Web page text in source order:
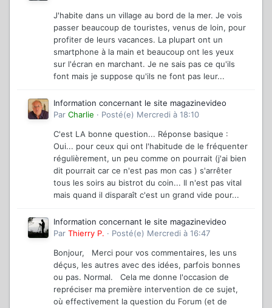
J'habite dans un village au bord de la mer. Je vois
passer beaucoup de touristes, venus de loin, pour
profiter de leurs vacances. La plupart ont un
smartphone à la main et beaucoup ont les yeux
sur l'écran en marchant. Je ne sais pas ce qu'ils
font mais je suppose qu'ils ne font pas leur...
Information concernant le site magazinevideo
Par Charlie · Posté(e) Mercredi à 18:10
C'est LA bonne question... Réponse basique :
Oui... pour ceux qui ont l'habitude de le fréquenter
régulièrement, un peu comme on pourrait (j'ai bien
dit pourrait car ce n'est pas mon cas ) s'arrêter
tous les soirs au bistrot du coin... Il n'est pas vital
mais quand il disparaît c'est un grand vide pour...
Information concernant le site magazinevideo
Par Thierry P. · Posté(e) Mercredi à 16:47
Bonjour, Merci pour vos commentaires, les uns
déçus, les autres avec des idées, parfois bonnes
ou pas. Normal. Cela me donne l'occasion de
repréciser ma première intervention de ce sujet,
où effectivement la question du Forum (et de